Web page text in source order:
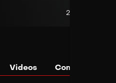
2K
Videos Comentarios